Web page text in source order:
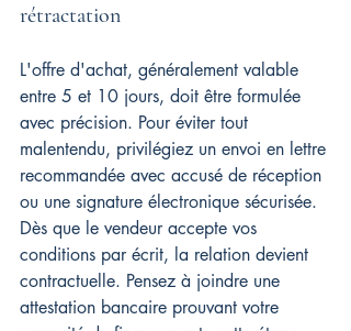
rétractation
L'offre d'achat, généralement valable
entre 5 et 10 jours, doit être formulée
avec précision. Pour éviter tout
malentendu, privilégiez un envoi en lettre
recommandée avec accusé de réception
ou une signature électronique sécurisée.
Dès que le vendeur accepte vos
conditions par écrit, la relation devient
contractuelle. Pensez à joindre une
attestation bancaire prouvant votre